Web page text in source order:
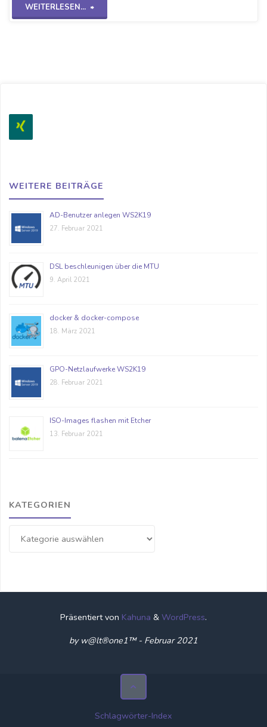
WEITERLESEN...
"Win7
WEITERE BEITRÄGE
AD-Benutzer anlegen WS2K19
27. Februar 2021
DSL beschleunigen über die MTU
9. April 2021
docker & docker-compose
18. März 2021
GPO-Netzlaufwerke WS2K19
28. Februar 2021
ISO-Images flashen mit Etcher
13. Februar 2021
KATEGORIEN
Präsentiert von Kahuna & WordPress.
by w@lt®one1™ - Februar 2021
Schlagwörter-Index